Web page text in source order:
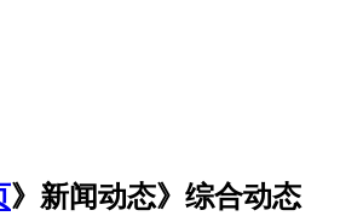
》 新闻动态》综合动态